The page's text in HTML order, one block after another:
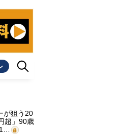
が狙う20
超」90歳